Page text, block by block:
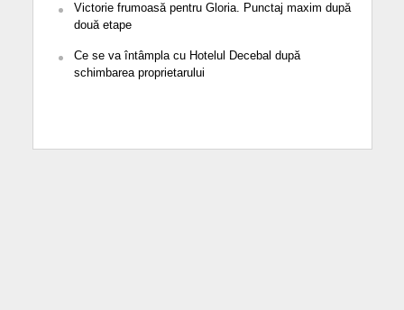
Victorie frumoasă pentru Gloria. Punctaj maxim după
două etape
Ce se va întâmpla cu Hotelul Decebal după
schimbarea proprietarului